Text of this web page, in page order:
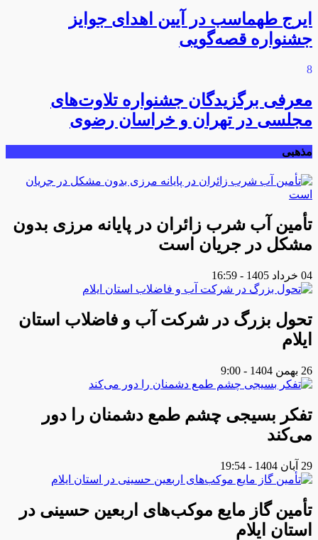
ایرج طهماسب در آیین اهدای جوایز
جشنواره قصه‌گویی
8
معرفی برگزیدگان جشنواره تلاوت‌های
مجلسی در تهران و خراسان رضوی
مذهبی
تأمین آب شرب زائران در پایانه مرزی بدون
مشکل در جریان است
04 خرداد 1405 - 16:59
تحول بزرگ در شرکت آب و فاضلاب استان
ایلام
26 بهمن 1404 - 9:00
تفکر بسیجی چشم طمع دشمنان را دور
می‌کند
29 آبان 1404 - 19:54
تأمین گاز مایع موکب‌هاى اربعین حسینى در
استان ایلام